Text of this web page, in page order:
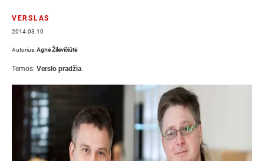
VERSLAS
2014.03.10
Autorius:Agnė Žilevičiūtė
Temos: Verslo pradžia.